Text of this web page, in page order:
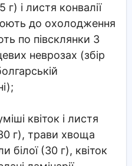
г) і листя конвалії
до охолодження
по півсклянки 3
неврозах (збір
квіток і листя
г), трави хвоща
білої (30 г), квіток